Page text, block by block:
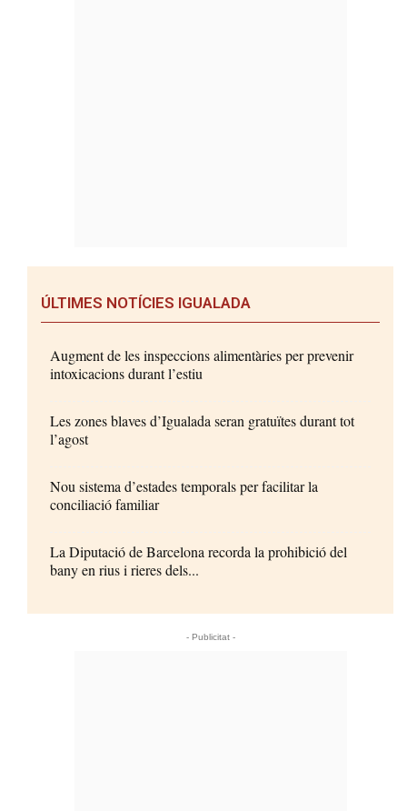
ÚLTIMES NOTÍCIES IGUALADA
Augment de les inspeccions alimentàries per prevenir
intoxicacions durant l’estiu
Les zones blaves d’Igualada seran gratuïtes durant tot
l’agost
Nou sistema d’estades temporals per facilitar la
conciliació familiar
La Diputació de Barcelona recorda la prohibició del
bany en rius i rieres dels...
- Publicitat -